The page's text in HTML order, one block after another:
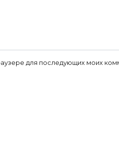
для последующих моих